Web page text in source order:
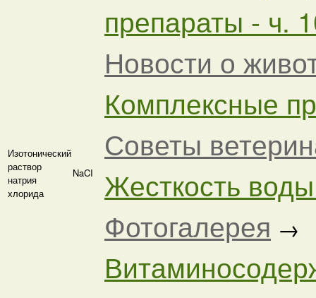
Изотонический
раствор
натрия
хлорида
NaCI
препараты - ч.
Новости о
Комплексные
Советы
Жесткость
Фотогалерея →